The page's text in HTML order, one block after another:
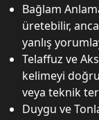
Bağlam
üretebilir,
yanlış
Telaffuz ve
kelimeyi
veya teknik
Duygu ve